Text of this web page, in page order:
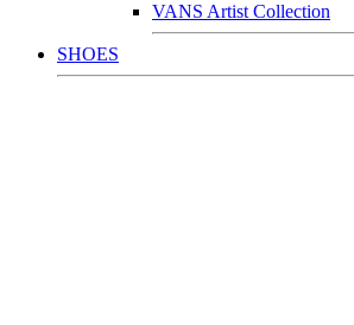
VANS Artist Collection
SHOES